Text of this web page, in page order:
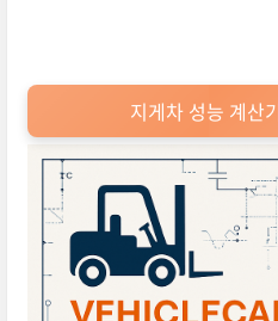
지게차 성능 계산